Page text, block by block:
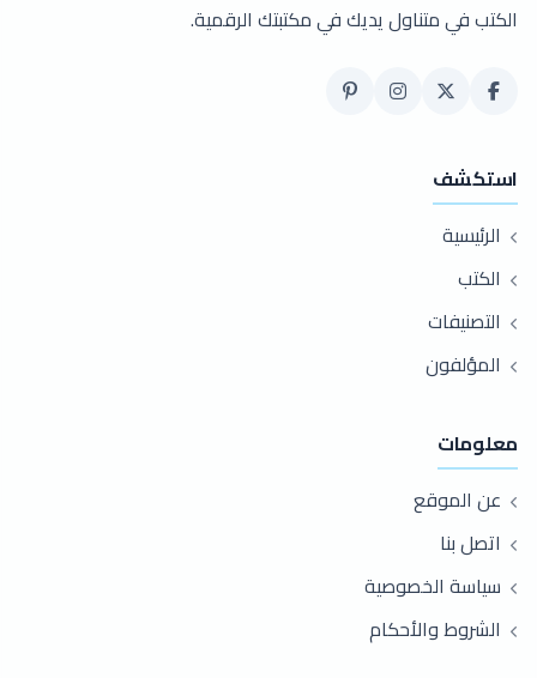
الكتب في متناول يديك في مكتبتك الرقمية.
استكشف
الرئيسية
الكتب
التصنيفات
المؤلفون
معلومات
عن الموقع
اتصل بنا
سياسة الخصوصية
الشروط والأحكام